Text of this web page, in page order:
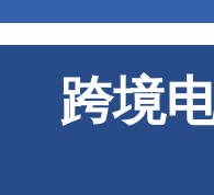
跨境